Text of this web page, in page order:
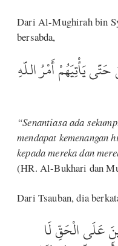
Dari Al-Mughirah bin
bersabda,
يَأْتِيَهُمْ أَمْرُ اللَّهِ
“Senantiasa ada
mendapat kemenangan
kepada mereka dan
(HR. Al-Bukhari dan
Dari Tsauban, dia
عَلَى الْحَقِّ لَا